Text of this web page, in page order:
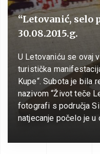
“Letovanić, selo
30.08.2015.g.
U Letovaniću se ovaj
turistička
Kupe“. Subota je bila
nazivom “Život teče
fotografi s područja
natjecanje počelo je u